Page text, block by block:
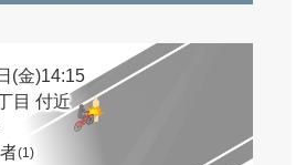
(金)14:15
目 付近
(1)